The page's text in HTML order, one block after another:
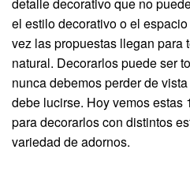
el estilo decorativo o el
vez las propuestas llegan para
natural. Decorarlos puede ser
nunca debemos perder de
debe lucirse. Hoy vemos
para decorarlos con distintos
variedad de adornos.